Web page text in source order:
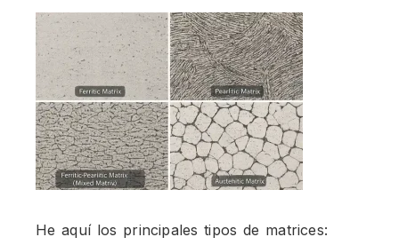
He aquí los principales tipos de matrices: